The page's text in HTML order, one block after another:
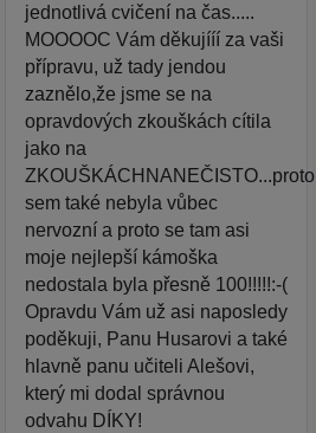
jednotlivá cvičení na čas.....
MOOOOC Vám děkujííí za vaši
přípravu, už tady jendou
zaznělo,že jsme se na
opravdových zkouškách cítila
jako na
ZKOUŠKÁCHNANEČISTO...proto
sem také nebyla vůbec
nervozní a proto se tam asi
moje nejlepší kámoška
nedostala byla přesně 100!!!!!:-(
Opravdu Vám už asi naposledy
poděkuji, Panu Husarovi a také
hlavně panu učiteli Alešovi,
který mi dodal správnou
odvahu DÍKY!